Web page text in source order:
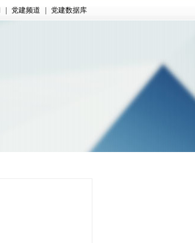
党建频道 党建数据库